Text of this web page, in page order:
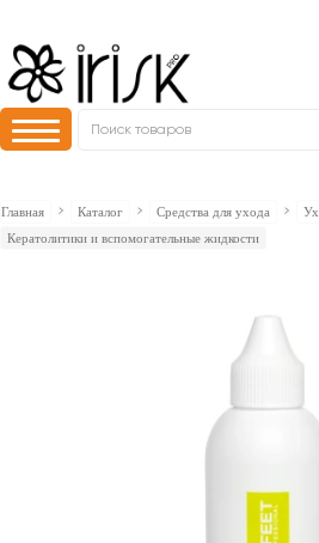
Главная Каталог Средства для ухода
Кератолитики и вспомогательные жидкости